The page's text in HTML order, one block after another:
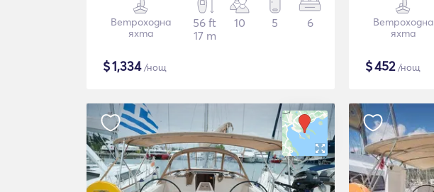
Ветроходна
яхта
56 ft
17 m
10 5 6
$1,334/нощ
Ветроходна
яхта
$452/нощ